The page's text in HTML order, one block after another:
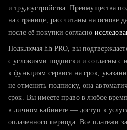
тратите много времени на
хотите сравнить себя с
и трудоустройства. Преимущества
на странице, рассчитаны на основе
после её покупки согласно
Подключая hh PRO, вы
с условиями подписки и согласны с
к функциям сервиса на срок,
не отменить подписку, она
срок. Вы имеете право в любое
в личном кабинете — доступ к
оплаченного периода. Все платежи